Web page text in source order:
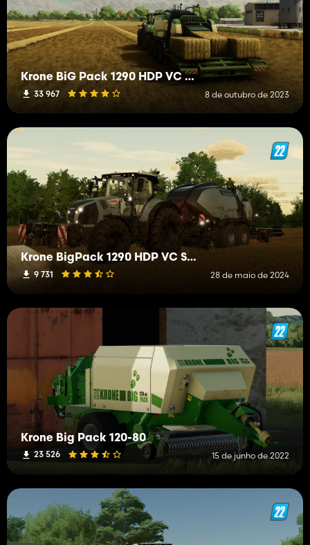
Krone BiG Pack 1290 HDP VC BALECOLLECT
33 967 8 de outubro de 2023
Krone BigPack 1290 HDP VC StrawHarvest Addon
9 731 28 de maio de 2024
Krone Big Pack 120-80
23 526 15 de junho de 2022